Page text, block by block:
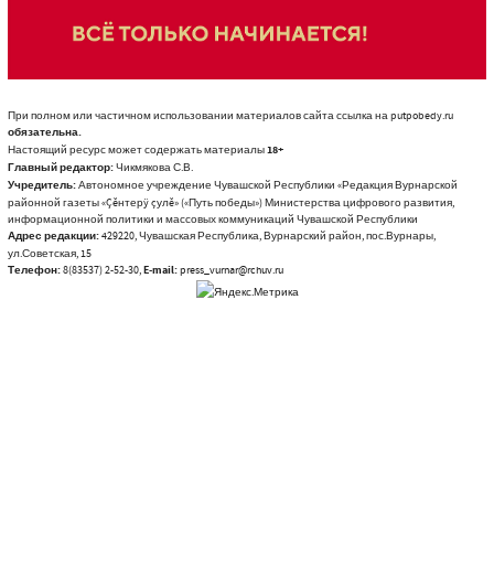
При полном или частичном использовании материалов сайта ссылка на putpobedy.ru
обязательна.
Настоящий ресурс может содержать материалы18+
Главный редактор:Чикмякова С.В.
Учредитель:Автономное учреждение Чувашской Республики «Редакция Вурнарской
районной газеты «Çĕнтерÿ çулĕ» («Путь победы») Министерства цифрового развития,
информационной политики и массовых коммуникаций Чувашской Республики
Адрес редакции:429220, Чувашская Республика, Вурнарский район, пос.Вурнары,
ул.Советская, 15
Телефон:8(83537) 2-52-30,E-mail:press_vurnar@rchuv.ru